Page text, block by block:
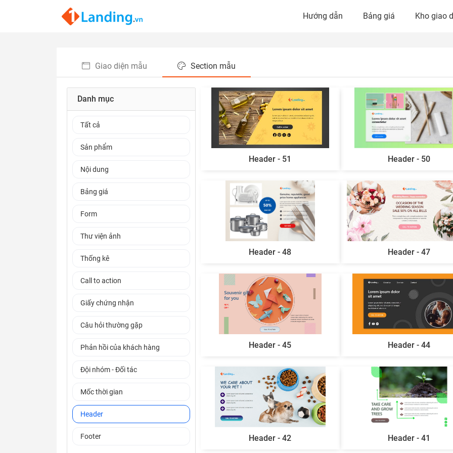
Hướng dẫn Bảng giá Kho giao
Giao diện mẫu Section mẫu
Danh mục
Tất cả
Sản phẩm
Nội dung
Bảng giá
Form
Thư viện ảnh
Thống kê
Call to action
Giấy chứng nhận
Câu hỏi thường gặp
Phản hồi của khách hàng
Đội nhóm - Đối tác
Mốc thời gian
Header
Footer
Header - 51 Header - 50
Header - 48 Header - 47
Header - 45 Header - 44
Header - 42 Header - 41